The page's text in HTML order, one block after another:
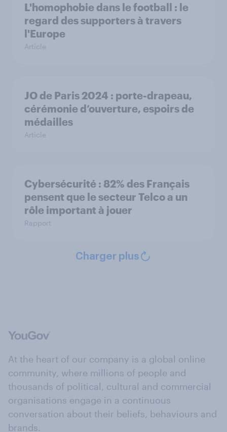
L'homophobie dans le football : le
regard des supporters à travers
l'Europe
Article
JO de Paris 2024 : porte-drapeau,
cérémonie d’ouverture, espoirs de
médailles
Article
Cybersécurité : 82% des Français
pensent que le secteur Telco a un
rôle important à jouer
Rapport
Charger plus
At the heart of our company is a global online
community, where millions of people and
thousands of political, cultural and commercial
organisations engage in a continuous
conversation about their beliefs, behaviours and
brands.